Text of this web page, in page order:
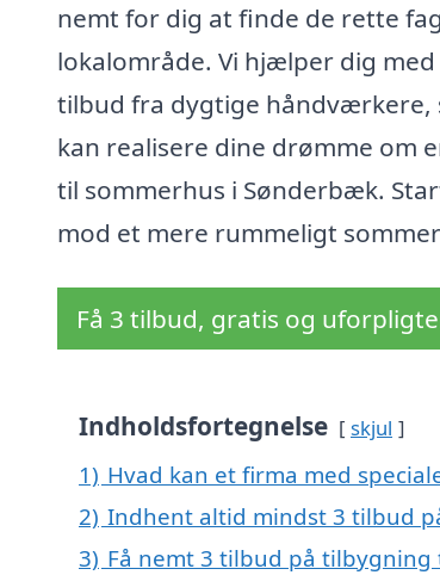
nemt for dig at finde de rette
lokalområde. Vi hjælper dig
tilbud fra dygtige håndværkere,
kan realisere dine drømme om
til sommerhus i Sønderbæk.
mod et mere rummeligt
Få 3 tilbud, gratis og
Indholdsfortegnelse skjul
1) Hvad kan et firma med
2) Indhent altid mindst 3 tilbud
3) Få nemt 3 tilbud på